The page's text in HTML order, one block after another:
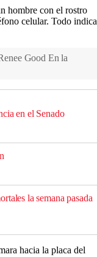
hombre con el rostro
celular. Todo indica
Good En la
en el Senado
la semana pasada
hacia la placa del